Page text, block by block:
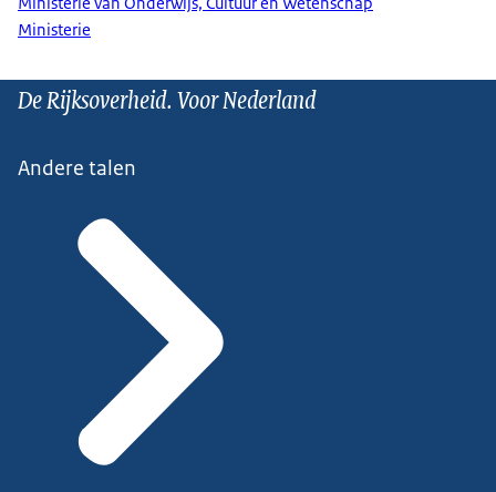
Ministerie
De Rijksoverheid. Voor Nederland
Andere talen